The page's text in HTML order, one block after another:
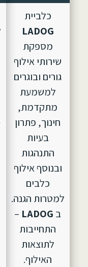
כלביית
LADOG
מספקת
שירותי אילוף
גורים ובוגרים
למשמעת
מתקדמת,
חינוך, פתרון
בעיות
התנהגות
ובנוסף אילוף
כלבים
למטרות הגנה.
ב LADOG
–
התחייבות
לתוצאות
האילוף.